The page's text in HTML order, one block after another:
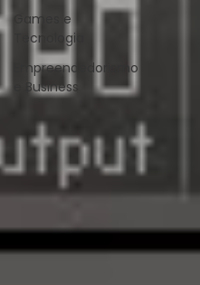
Games e
Tecnologia
Empreendedorismo
e Business